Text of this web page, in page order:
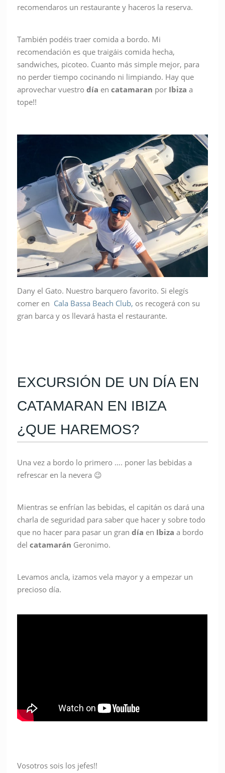
recomendaros un restaurante y haceros la reserva.
También podéis traer comida a bordo. Mi
recomendación es que traigáis comida hecha,
sandwiches, picoteo. Cuanto más simple mejor, para
no perder tiempo cocinando ni limpiando. Hay que
aprovechar vuestrodía encatamaran por Ibiza a
tope!!
Dany el Gato. Nuestro barquero favorito. Si elegís
comer en Cala Bassa Beach Club, os recogerá con su
gran barca y os llevará hasta el restaurante.
EXCURSIÓN DE UN DÍA EN
CATAMARAN EN IBIZA
¿QUE HAREMOS?
Una vez a bordo lo primero …. poner las bebidas a
refrescar en la nevera 😉
Mientras se enfrían las bebidas, el capitán os dará una
charla de seguridad para saber que hacer y sobre todo
que no hacer para pasar un grandía en Ibiza a bordo
delcatamarán Geronimo.
Levamos ancla, izamos vela mayor y a empezar un
precioso día.
Vosotros sois los jefes!!